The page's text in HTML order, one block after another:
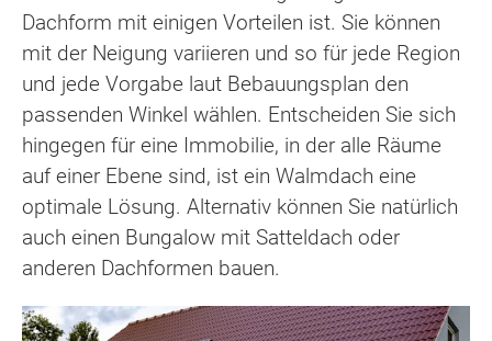
Dachform mit einigen Vorteilen ist. Sie können
mit der Neigung variieren und so für jede Region
und jede Vorgabe laut Bebauungsplan den
passenden Winkel wählen. Entscheiden Sie sich
hingegen für eine Immobilie, in der alle Räume
auf einer Ebene sind, ist ein Walmdach eine
optimale Lösung. Alternativ können Sie natürlich
auch einen Bungalow mit Satteldach oder
anderen Dachformen bauen.